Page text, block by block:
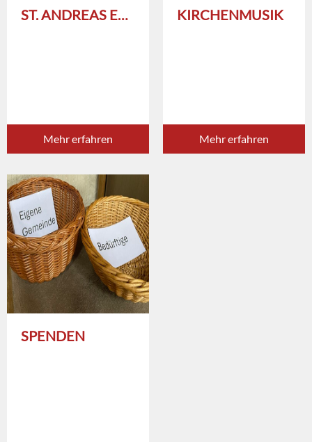
ST. ANDREAS ERLEBEN
Mehr erfahren
KIRCHENMUSIK
Mehr erfahren
SPENDEN